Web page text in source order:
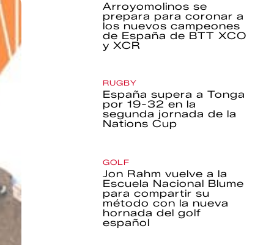
Arroyomolinos se
prepara para coronar a
los nuevos campeones
de España de BTT XCO
y XCR
RUGBY
España supera a Tonga
por 19-32 en la
segunda jornada de la
Nations Cup
GOLF
Jon Rahm vuelve a la
Escuela Nacional Blume
para compartir su
método con la nueva
hornada del golf
español